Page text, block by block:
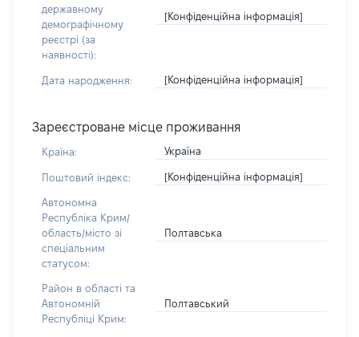
державному
демографічному
реєстрі (за
наявності):
[Конфіденційна інформація]
Дата народження: [Конфіденційна інформація]
Зареєстроване місце проживання
Країна: Україна
Поштовий індекс: [Конфіденційна інформація]
Автономна
Республіка Крим/
область/місто зі
спеціальним
статусом:
Полтавська
Район в області та
Автономній
Республіці Крим:
Полтавський